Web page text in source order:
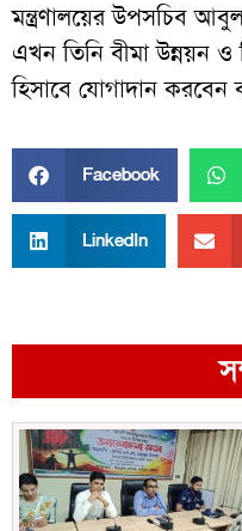
মন্ত্রণালয়ের উপসচিব
এখন তিনি বীমা উন্নয়ন ও
হিসাবে যোগাদান করবেন
Facebook
LinkedIn